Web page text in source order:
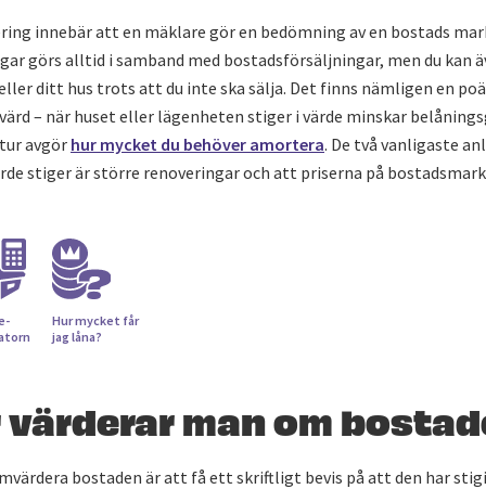
innebär att en mäklare gör en bedömning av en bostads
görs alltid i samband med bostadsförsäljningar, men du kan
ditt hus trots att du inte ska sälja. Det finns nämligen en
– när huset eller lägenheten stiger i värde minskar
avgör hur mycket du behöver amortera. De två vanligaste
stiger är större renoveringar och att priserna på
Hur mycket får
jag låna?
man om
bostaden är att få ett skriftligt bevis på att den har